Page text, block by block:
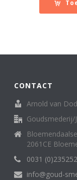
CONTACT
Arnold van
Goudsmederij/
2061CE
0031
info@goud-